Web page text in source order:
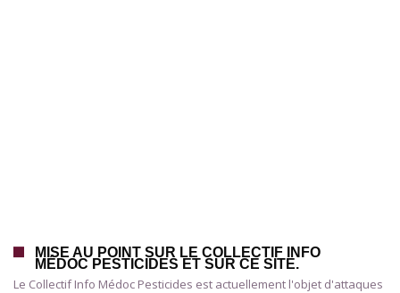
MISE AU POINT SUR LE COLLECTIF INFO
MÉDOC PESTICIDES ET SUR CE SITE.
Le Collectif Info Médoc Pesticides est actuellement l'objet d'attaques